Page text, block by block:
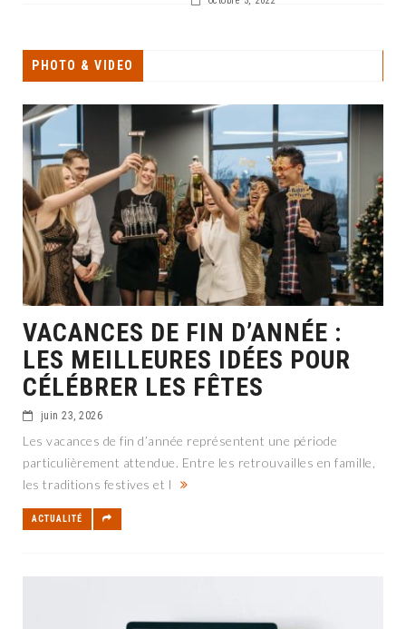
PHOTO & VIDEO
VACANCES DE FIN D’ANNÉE :
LES MEILLEURES IDÉES POUR
CÉLÉBRER LES FÊTES
juin 23, 2026
Les vacances de fin d’année représentent une période
particulièrement attendue. Entre les retrouvailles en famille,
les traditions festives et l
ACTUALITÉ